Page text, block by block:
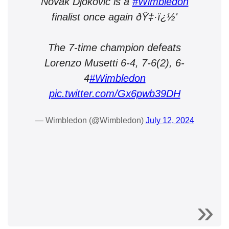
finalist once again ðŸ‡·ï¿½'
The 7-time champion defeats
Lorenzo Musetti 6-4, 7-6(2), 6-
4#Wimbledon
pic.twitter.com/Gx6pwb39DH
— Wimbledon (@Wimbledon) July 12, 2024